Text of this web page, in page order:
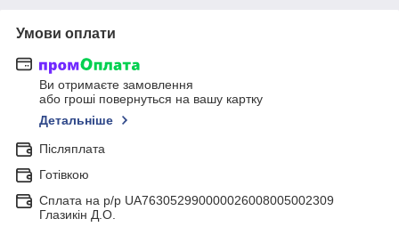
Умови оплати
Ви отримаєте замовлення
або гроші повернуться на вашу картку
Детальніше
Післяплата
Готівкою
Сплата на р/р UA763052990000026008005002309
Глазикін Д.О.